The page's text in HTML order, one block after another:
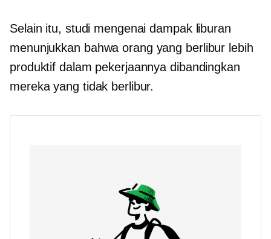
Selain itu, studi mengenai dampak liburan
menunjukkan bahwa orang yang berlibur lebih
produktif dalam pekerjaannya dibandingkan
mereka yang tidak berlibur.